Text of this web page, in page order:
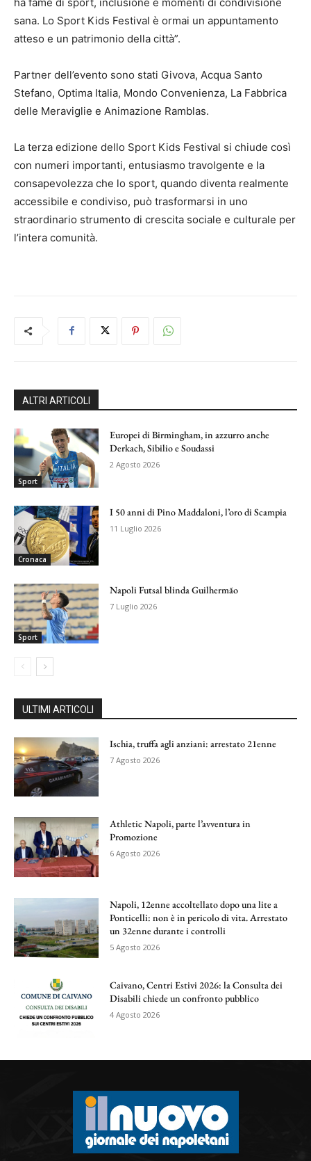
sana. Lo Sport Kids Festival è ormai un appuntamento
atteso e un patrimonio della città”.
Partner dell’evento sono stati Givova, Acqua Santo
Stefano, Optima Italia, Mondo Convenienza, La Fabbrica
delle Meraviglie e Animazione Ramblas.
La terza edizione dello Sport Kids Festival si chiude così
con numeri importanti, entusiasmo travolgente e la
consapevolezza che lo sport, quando diventa realmente
accessibile e condiviso, può trasformarsi in uno
straordinario strumento di crescita sociale e culturale per
l’intera comunità.
ALTRI ARTICOLI
Sport
Europei di Birmingham, in azzurro anche
Derkach, Sibilio e Soudassi
2 Agosto 2026
Cronaca
I 50 anni di Pino Maddaloni, l’oro di Scampia
11 Luglio 2026
Sport
Napoli Futsal blinda Guilhermão
7 Luglio 2026
ULTIMI ARTICOLI
Ischia, truffa agli anziani: arrestato 21enne
7 Agosto 2026
Athletic Napoli, parte l’avventura in
Promozione
6 Agosto 2026
Napoli, 12enne accoltellato dopo una lite a
Ponticelli: non è in pericolo di vita. Arrestato
un 32enne durante i controlli
5 Agosto 2026
Caivano, Centri Estivi 2026: la Consulta dei
Disabili chiede un confronto pubblico
4 Agosto 2026